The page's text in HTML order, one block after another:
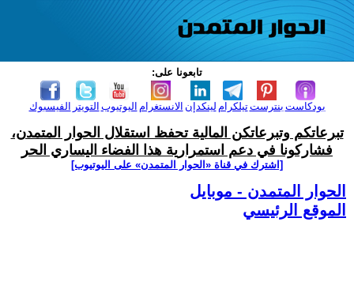
تابعونا على:
الفيسبوك التويتر اليوتيوب الانستغرام لينكدإن تيلكرامبنترست بودكاست
تبرعاتكم وتبرعاتكن المالية تحفظ استقلال الحوار المتمدن،
فشاركونا في دعم استمرارية هذا الفضاء اليساري الحر
[اشترك في قناة ‫«الحوار المتمدن» على اليوتيوب]
الحوار المتمدن - موبايل
الموقع الرئيسي